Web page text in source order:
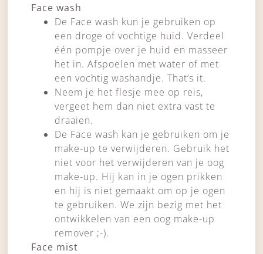
Face wash
De Face wash kun je gebruiken op
een droge of vochtige huid. Verdeel
één pompje over je huid en masseer
het in. Afspoelen met water of met
een vochtig washandje. That’s it.
Neem je het flesje mee op reis,
vergeet hem dan niet extra vast te
draaien.
De Face wash kan je gebruiken om je
make-up te verwijderen. Gebruik het
niet voor het verwijderen van je oog
make-up. Hij kan in je ogen prikken
en hij is niet gemaakt om op je ogen
te gebruiken. We zijn bezig met het
ontwikkelen van een oog make-up
remover ;-).
Face mist